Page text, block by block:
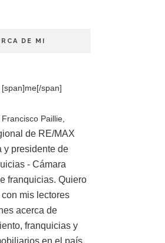
DE MI
Paillie,
de RE/MAX
y presidente de
- Cámara
franquicias. Quiero
mis lectores
acerca de
franquicias y
en el país.